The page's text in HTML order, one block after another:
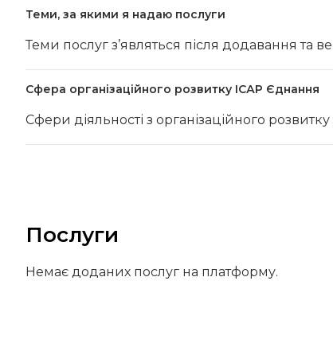
Теми, за якими я надаю послуги
Теми послуг з’являться після додавання та
Сфера організаційного розвитку ІСАР Єднання
Сфери діяльності з організаційного
Послуги
Немає доданих послуг на платформу.